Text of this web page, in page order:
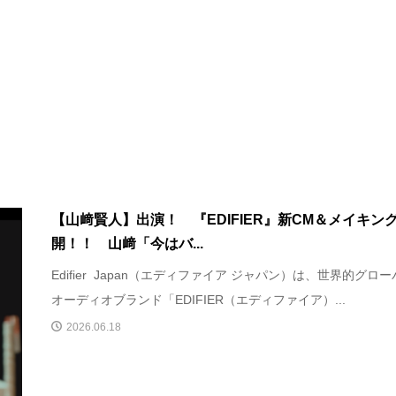
【山﨑賢人】出演！ 『EDIFIER』新CM＆メイキン
開！！ 山﨑「今はバ...
Edifier Japan（エディファイア ジャパン）は、世界的グロー
オーディオブランド「EDIFIER（エディファイア）...
2026.06.18